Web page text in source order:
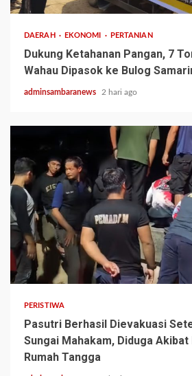
DAERAH EKONOMI PERTANIAN
Dukung Ketahanan Pangan, 7
Wahau Dipasok ke Bulog
adminsambaranews 2 hari ago
2 min read
PERISTIWA
Pasutri Berhasil Dievakuasi
Sungai Mahakam, Diduga
Rumah Tangga